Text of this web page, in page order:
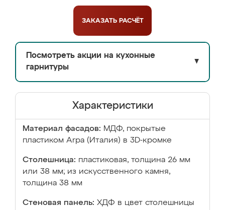
ЗАКАЗАТЬ РАСЧЁТ
Посмотреть акции на кухонные
гарнитуры
▼
Характеристики
Материал фасадов: МДФ, покрытые
пластиком Arpa (Италия) в 3D-кромке
Столешница: пластиковая, толщина 26 мм
или 38 мм; из искусственного камня,
толщина 38 мм
Стеновая панель: ХДФ в цвет столешницы